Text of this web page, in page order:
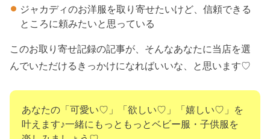
ジャカディのお洋服を取り寄せたいけど、信頼できる
ところに頼みたいと思っている
このお取り寄せ記録の記事が、そんなあなたに当店を選
んでいただけるきっかけになればいいな、と思います♡
あなたの「可愛い♡」「欲しい♡」「嬉しい♡」を
叶えます♪一緒にもっともっとベビー服・子供服を